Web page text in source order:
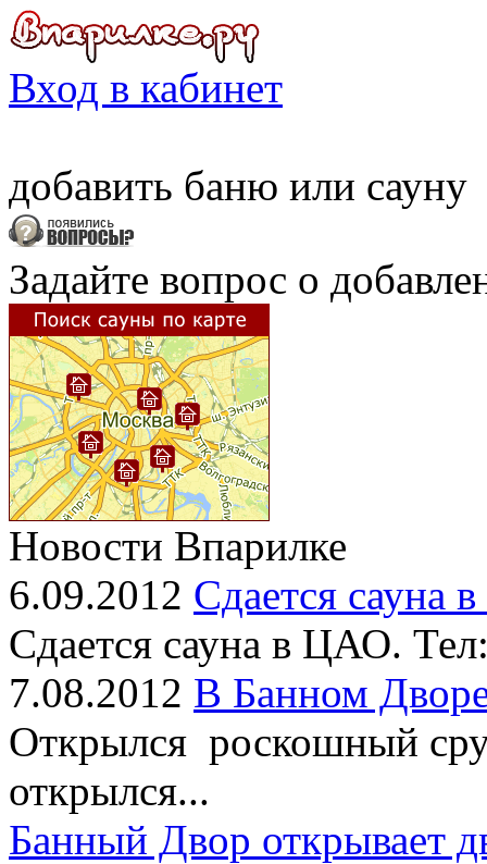
Вход в кабинет
добавить баню или сауну
Задайте вопрос о
Новости Впарилке
6.09.2012 Сдается сауна
Сдается сауна в ЦАО.
7.08.2012 В Банном
Открылся роскошный
открылся...
Банный Двор открывает